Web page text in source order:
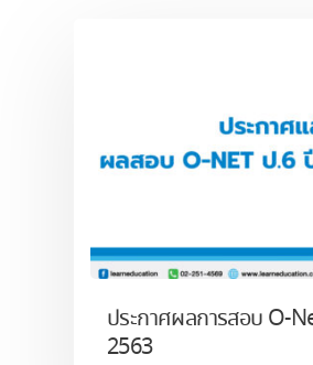
ประกาศผลการสอบ O-
2563